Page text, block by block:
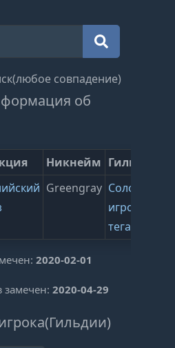
совпадение)
об
Никнейм Гильдия
Greengray Соло
игрок(без
тега)
2020-02-01
замечен:2020-04-29